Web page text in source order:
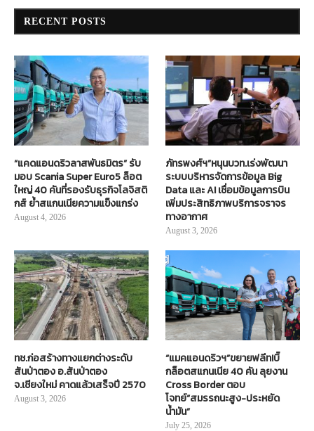
RECENT POSTS
“แคดแอนดริวลาสพันธมิตร” รับ
มอบ Scania Super Euro5 ล็อต
ใหญ่ 40 คันที่รองรับธุรกิจโลจิสติ
กส์ ย้ำสแกนเนียความแข็งแกร่ง
August 4, 2026
ภัทรพงศ์ฯ”หนุนบวท.เร่งพัฒนา
ระบบบริหารจัดการข้อมูล Big
Data และ AI เชื่อมข้อมูลการบิน
เพิ่มประสิทธิภาพบริการจราจร
ทางอากาศ
August 3, 2026
ทช.ก่อสร้างทางแยกต่างระดับ
สันป่าตอง อ.สันป่าตอง
จ.เชียงใหม่ คาดแล้วเสร็จปี 2570
August 3, 2026
“แมคแอนดริวฯ”ขยายฟลีท!บิ๊
กล็อตสแกนเนีย 40 คัน ลุยงาน
Cross Border ตอบ
โจทย์“สมรรถนะสูง-ประหยัด
น้ำมัน”
July 25, 2026